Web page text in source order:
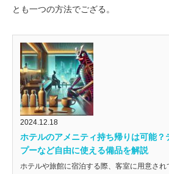
とも一つの方法でござる。
2024.12.18
ホテルのアメニティ持ち帰りは可能？
プーなど自由に使える備品を解説
ホテルや旅館に宿泊する際、客室に用意さ